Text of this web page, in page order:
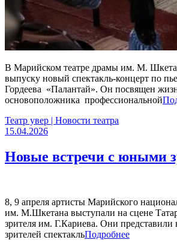
В Марийском театре драмы им. М.
выпуску новый спектакль-концерт по
Гордеева «Палантай». Он посвящен
основоположника профессиональной
Театр увер | Новости театра
15.04.2026
Новые встречи с юными
8, 9 апреля артисты Марийского
им. М.Шкетана выступали на сцене
зрителя им. Г.Кариева. Они представили
зрителей спектакльПодробнее